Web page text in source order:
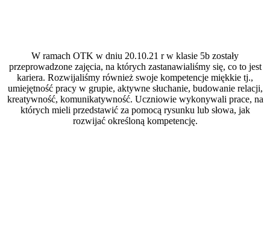
W ramach OTK w dniu 20.10.21 r w klasie 5b zostały
przeprowadzone zajęcia, na których zastanawialiśmy się, co to jest
kariera. Rozwijaliśmy również swoje kompetencje miękkie tj.,
umiejętność pracy w grupie, aktywne słuchanie, budowanie relacji,
kreatywność, komunikatywność. Uczniowie wykonywali prace, na
których mieli przedstawić za pomocą rysunku lub słowa, jak
rozwijać określoną kompetencję.